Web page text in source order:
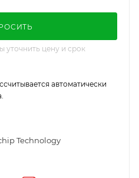
уточнить цену и срок
автоматически
Technology